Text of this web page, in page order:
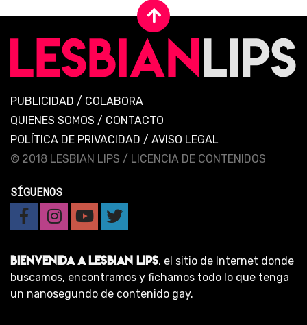
PUBLICIDAD / COLABORA
QUIENES SOMOS / CONTACTO
POLÍTICA DE PRIVACIDAD / AVISO LEGAL
© 2018 LESBIAN LIPS / LICENCIA DE CONTENIDOS
SÍGUENOS
BIENVENIDA A LESBIAN LIPS, el sitio de Internet donde
buscamos, encontramos y fichamos todo lo que tenga
un nanosegundo de contenido gay.